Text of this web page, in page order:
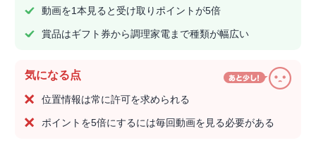
動画を1本見ると受け取りポイントが5倍
賞品はギフト券から調理家電まで種類が幅広い
気になる点
位置情報は常に許可を求められる
ポイントを5倍にするには毎回動画を見る必要がある